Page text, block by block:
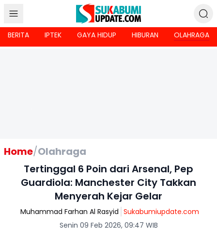
BERITA IPTEK GAYA HIDUP HIBURAN OLAHRAGA
Home/Olahraga
Tertinggal 6 Poin dari Arsenal, Pep
Guardiola: Manchester City Takkan
Menyerah Kejar Gelar
Muhammad Farhan Al Rasyid Sukabumiupdate.com
Senin 09 Feb 2026, 09:47 WIB